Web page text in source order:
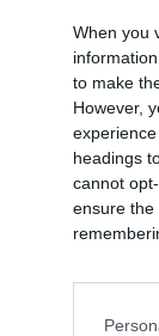
When you
to make
However,
headings
cannot
ensure the
S10
S10 Plus
S10 Lite
S10e
A8s
A30s
A31
A40